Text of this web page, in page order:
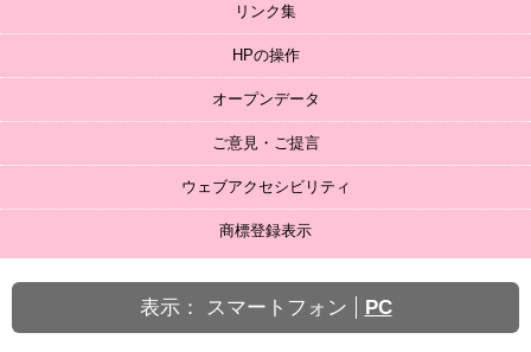
リンク集
HPの操作
オープンデータ
ご意見・ご提言
ウェブアクセシビリティ
商標登録表示
表示： スマートフォン PC